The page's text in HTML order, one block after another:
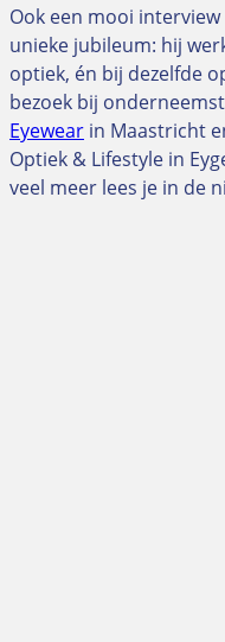
Ook een mooi
unieke jubileum: hij
optiek, én bij dezelfde
bezoek bij
Eyewear in Maastricht
Optiek & Lifestyle in
veel meer lees je in de